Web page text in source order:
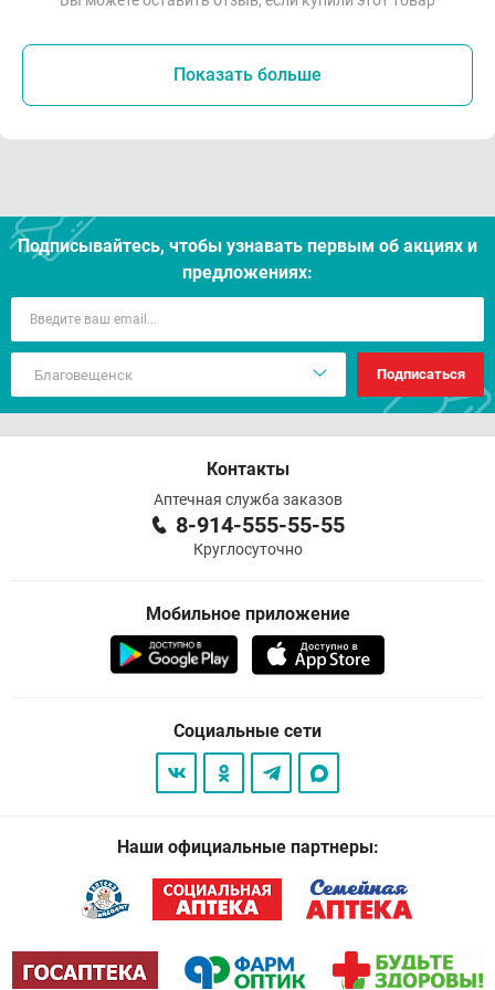
Показать больше
Подписывайтесь, чтобы узнавать первым об акцияx и
предложениях:
Подписаться
Контакты
Аптечная служба заказов
8-914-555-55-55
Круглосуточно
Мобильное приложение
Социальные сети
Наши официальные партнеры: